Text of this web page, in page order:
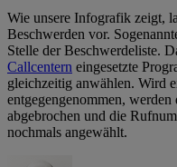
Wie unsere Infografik zeigt,
Beschwerden vor.
Stelle der Beschwerdeliste.
Callcentern eingesetzte
gleichzeitig anwählen. Wird
entgegengenommen,
abgebrochen und die
nochmals angewählt.